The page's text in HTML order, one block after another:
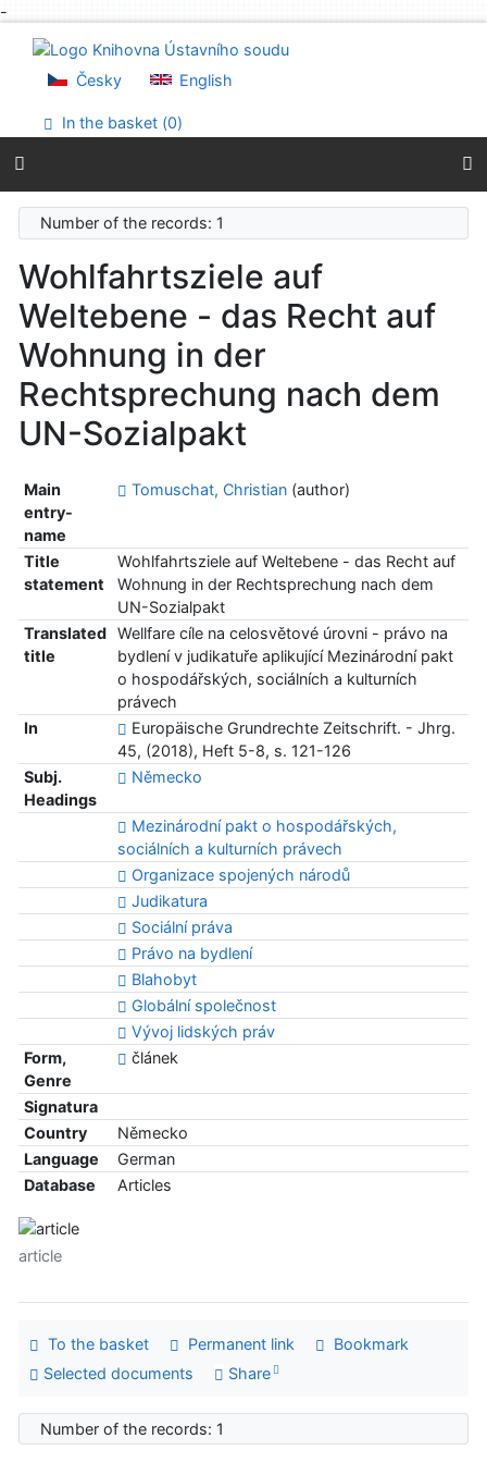
-
Go to menu
Accessibility declaration
Česky English
In the basket (0)
Number of the records: 1
Wohlfahrtsziele auf
Weltebene - das Recht auf
Wohnung in der
Rechtsprechung nach dem
UN-Sozialpakt
Main
entry-
name
Tomuschat, Christian(author)
Title
statement
Wohlfahrtsziele auf Weltebene - das Recht auf
Wohnung in der Rechtsprechung nach dem
UN-Sozialpakt
Translated
title
Wellfare cíle na celosvětové úrovni - právo na
bydlení v judikatuře aplikující Mezinárodní pakt
o hospodářských, sociálních a kulturních
právech
In
Europäische Grundrechte Zeitschrift. - Jhrg.
45, (2018), Heft 5-8, s. 121-126
Subj.
Headings
Německo
Mezinárodní pakt o hospodářských,
sociálních a kulturních právech
Organizace spojených národů
Judikatura
Sociální práva
Právo na bydlení
Blahobyt
Globální společnost
Vývoj lidských práv
Form,
Genre
článek
Signatura
Country
Německo
Language
German
Database
Articles
article
To the basket Permanent link
Bookmark
Selected documents
Share
Number of the records: 1